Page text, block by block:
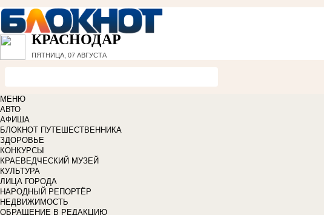
КРАСНОДАР
ПЯТНИЦА, 07 АВГУСТА
МЕНЮ
АВТО
АФИША
БЛОКНОТ ПУТЕШЕСТВЕННИКА
ЗДОРОВЬЕ
КОНКУРСЫ
КРАЕВЕДЧЕСКИЙ МУЗЕЙ
КУЛЬТУРА
ЛИЦА ГОРОДА
НАРОДНЫЙ РЕПОРТЁР
НЕДВИЖИМОСТЬ
ОБРАЩЕНИЕ В РЕДАКЦИЮ